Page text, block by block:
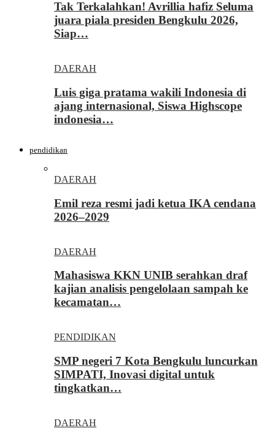
Tak Terkalahkan! Avrillia hafiz Seluma
juara piala presiden Bengkulu 2026,
Siap…
DAERAH
Luis giga pratama wakili Indonesia di
ajang internasional, Siswa Highscope
indonesia…
pendidikan
DAERAH
Emil reza resmi jadi ketua IKA cendana
2026–2029
DAERAH
Mahasiswa KKN UNIB serahkan draf
kajian analisis pengelolaan sampah ke
kecamatan…
PENDIDIKAN
SMP negeri 7 Kota Bengkulu luncurkan
SIMPATI, Inovasi digital untuk
tingkatkan…
DAERAH